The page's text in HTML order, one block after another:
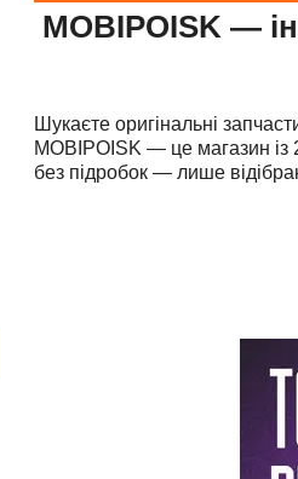
MOBIPOISK —
Шукаєте оригінальні
MOBIPOISK — це магазин із
без підробок — лише